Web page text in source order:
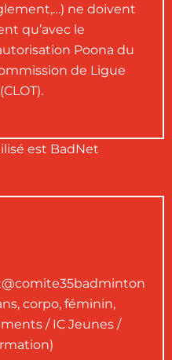
ne doivent
qu’avec le
Poona du
de Ligue
est BadNet
corpo, féminin,
/ IC Jeunes /